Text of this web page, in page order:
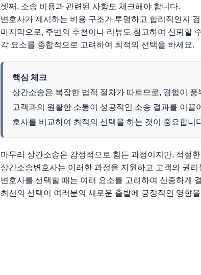
셋째, 소송 비용과 관련된 사항도 체크해야 합니다.
변호사가 제시하는 비용 구조가 투명하고 합리적인지
마지막으로, 주변의 추천이나 리뷰도 참고하여 신뢰할
각 요소를 종합적으로 고려하여 최적의 선택을 하세요.
핵심 체크
상간소송은 복잡한 법적 절차가 따르므로, 경험이
고객과의 원활한 소통이 성공적인 소송 결과를 이
호사를 비교하여 최적의 선택을 하는 것이 중요합니
마무리 상간소송은 감정적으로 힘든 과정이지만, 적절
상간소송변호사는 이러한 과정을 지원하고 고객의 권
변호사를 선택할 때는 여러 요소를 고려하여 신중하게
최선의 선택이 여러분의 새로운 출발에 긍정적인 영향